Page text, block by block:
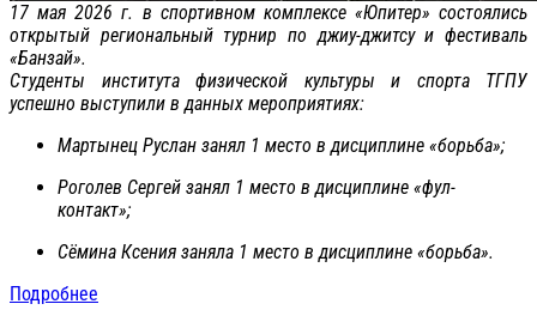
17 мая 2026 г. в спортивном комплексе «Юпитер» состоялись
открытый региональный турнир по джиу-джитсу и фестиваль
«Банзай».
Студенты института физической культуры и спорта ТГПУ
успешно выступили в данных мероприятиях:
Мартынец Руслан занял 1 место в дисциплине «борьба»;
Роголев Сергей занял 1 место в дисциплине «фул-
контакт»;
Сёмина Ксения заняла 1 место в дисциплине «борьба».
Подробнее